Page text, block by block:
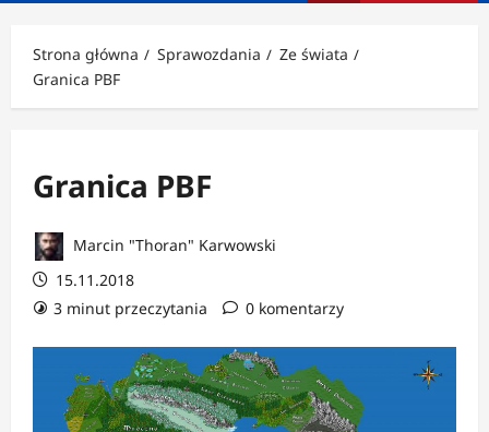
Strona główna Sprawozdania
Ze świata
Granica PBF
Granica PBF
Marcin "Thoran" Karwowski
15.11.2018
3 minut przeczytania
0 komentarzy